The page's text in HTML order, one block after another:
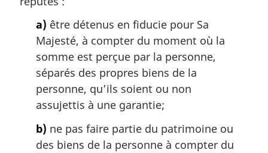
a) être détenus en fiducie pour Sa
Majesté, à compter du moment où la
somme est perçue par la personne,
séparés des propres biens de la
personne, qu’ils soient ou non
assujettis à une garantie;
b) ne pas faire partie du patrimoine ou
des biens de la personne à compter du